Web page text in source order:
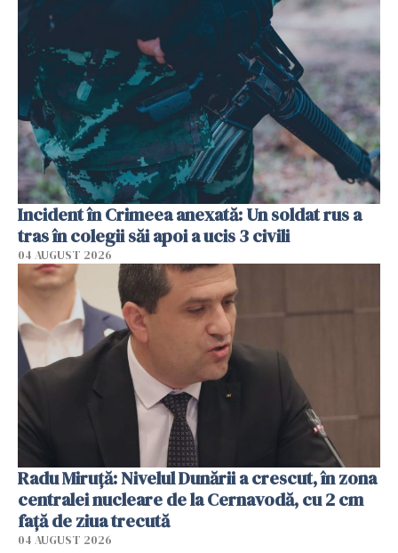
Incident în Crimeea anexată: Un soldat rus a
tras în colegii săi apoi a ucis 3 civili
04 AUGUST 2026
Radu Miruţă: Nivelul Dunării a crescut, în zona
centralei nucleare de la Cernavodă, cu 2 cm
faţă de ziua trecută
04 AUGUST 2026